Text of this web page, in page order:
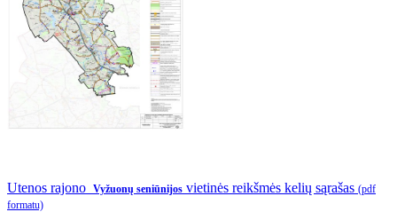
Utenos rajono Vyžuonų seniūnijos vietinės reikšmės kelių sąrašas (pdf
formatu)